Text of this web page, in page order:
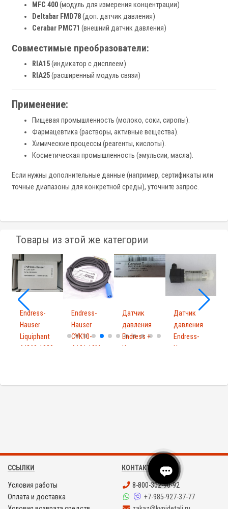
MFC 400(модуль для измерения концентрации)
Deltabar FMD78(доп. датчик давления)
Cerabar PMC71 (внешний датчик давления)
Совместимые преобразователи:
RIA15(индикатор с дисплеем)
RIA25(расширенный модуль связи)
Применение:
Пищевая промышленность (молоко, соки, сиропы).
Фармацевтика (растворы, активные вещества).
Химические процессы (реагенты, кислоты).
Косметическая промышленность (эмульсии, масла).
Если нужны дополнительные данные (например, сертификаты или
точные диапазоны для конкретной среды), уточните запрос.
Товары из этой же категории
Endress-
Hauser
Liquiphant
ftl260-1029
Endress-
Hauser
CYK10-
A101 10M
Датчик
давления
Endress +
Hauser
Датчик
давления
Endress-
Hauser
ССЫЛКИ
Условия работы
Оплата и доставка
КОНТАКТЫ
8-800-302-90-92
+7-985-927-37-77